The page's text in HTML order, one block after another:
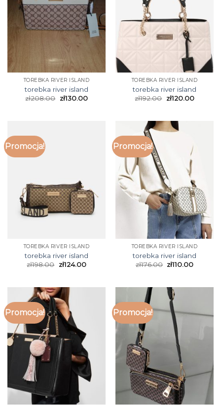
TOREBKA RIVER ISLAND
torebka river island
zł208.00 zł130.00
TOREBKA RIVER ISLAND
torebka river island
zł192.00 zł120.00
Promocja!
TOREBKA RIVER ISLAND
torebka river island
zł198.00 zł124.00
Promocja!
TOREBKA RIVER ISLAND
torebka river island
zł176.00 zł110.00
Promocja! Promocja!